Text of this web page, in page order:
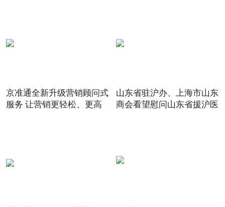
京准通全新升级营销顾问式
服务 让营销更轻松、更高
山东省驻沪办、上海市山东
商会看望慰问山东省援沪医